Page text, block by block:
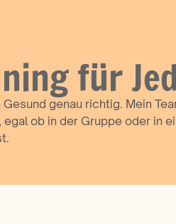
für
genau richtig. Mein
ob in der Gruppe oder in